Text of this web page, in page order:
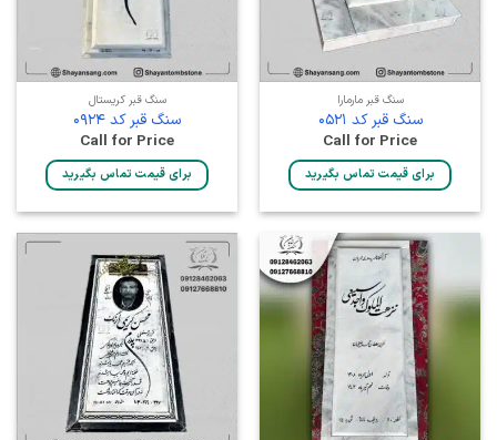
سنگ قبر مارمارا
سنگ قبر کد 0521
Call for Price
برای قیمت تماس بگیرید
سنگ قبر کریستال
سنگ قبر کد 0924
Call for Price
برای قیمت تماس بگیرید